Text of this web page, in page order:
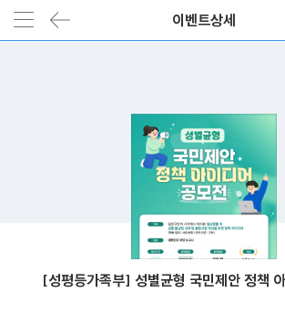
이벤트상세
[성평등가족부] 성별균형 국민제안 정책